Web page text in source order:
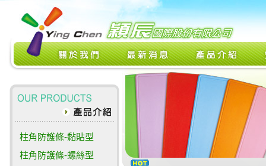
柱角防護條-黏貼型
柱角防護條-螺絲型